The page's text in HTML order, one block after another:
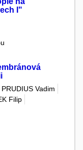
I"
PRUDIUS Vadim
Filip